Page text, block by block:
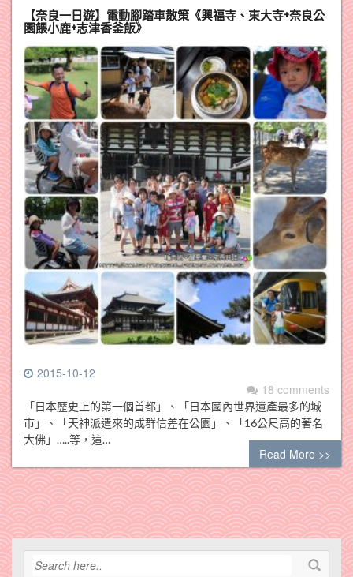
【奈良一日遊】電動腳踏車散策《興福寺、東大寺+奈良公
園餵小鹿+志津香釜飯》
2015-10-12
18 comments
「日本歷史上的第一個首都」、「日本國內世界遺產最多的城
市」、「天神派遣來的成群信差在公園」、「16公尺高的著名
大佛」…..等，這…
Read More >>